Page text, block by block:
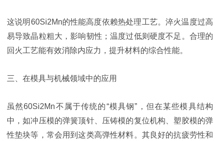
这说明60Si2Mn的性能高度依赖热处理工艺。淬火温度过高
易导致晶粒粗大，影响韧性；温度过低则硬度不足。合理的
回火工艺能有效消除内应力，提升材料的综合性能。
三、在模具与机械领域中的应用
虽然60Si2Mn不属于传统的“模具钢”，但在某些模具结构
中，如冲压模的弹簧顶针、压铸模的复位机构、塑胶模的弹
性垫块等，常会用到这类高弹性材料。其良好的抗疲劳性和